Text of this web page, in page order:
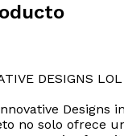
DESIGNS
Designs
no solo ofrece